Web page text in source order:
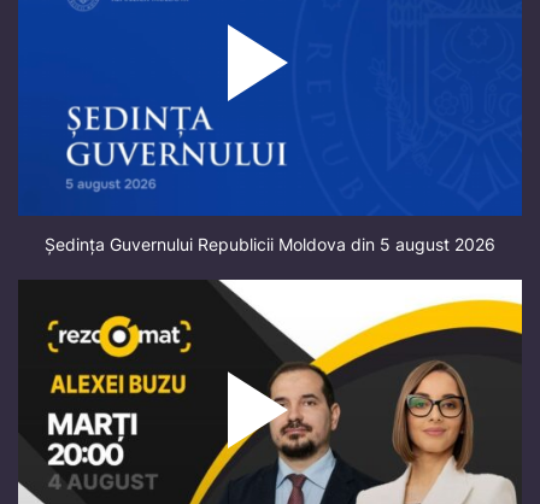
Ședința Guvernului Republicii Moldova din 5 august 2026